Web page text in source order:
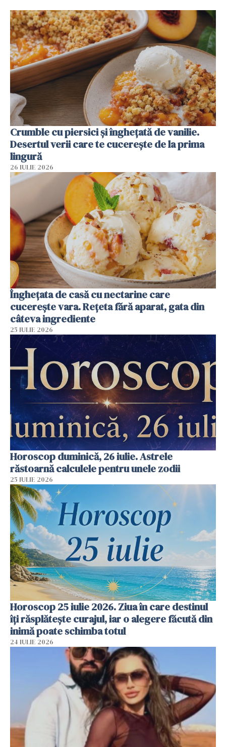
Crumble cu piersici și înghețată de vanilie.
Desertul verii care te cucerește de la prima
lingură
26 IULIE 2026
Înghețata de casă cu nectarine care
cucerește vara. Rețeta fără aparat, gata din
câteva ingrediente
25 IULIE 2026
Horoscop duminică, 26 iulie. Astrele
răstoarnă calculele pentru unele zodii
25 IULIE 2026
Horoscop 25 iulie 2026. Ziua în care destinul
îți răsplătește curajul, iar o alegere făcută din
inimă poate schimba totul
24 IULIE 2026